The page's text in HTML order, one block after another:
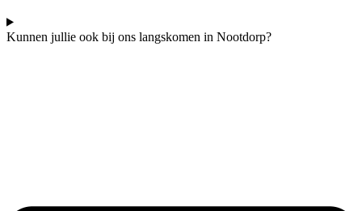
Kunnen jullie ook bij ons langskomen in Nootdorp?